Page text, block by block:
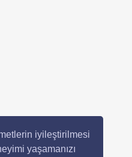
iyileştirilmesi
yaşamanızı